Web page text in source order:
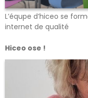
L’équpe d’hiceo se
internet de qualité
Hiceo ose !